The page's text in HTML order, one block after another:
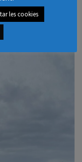
les cookies